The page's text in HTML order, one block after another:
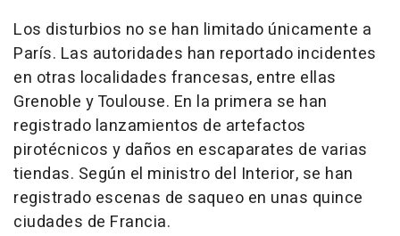
Los disturbios no se han limitado únicamente a
París. Las autoridades han reportado incidentes
en otras localidades francesas, entre ellas
Grenoble y Toulouse. En la primera se han
registrado lanzamientos de artefactos
pirotécnicos y daños en escaparates de varias
tiendas. Según el ministro del Interior, se han
registrado escenas de saqueo en unas quince
ciudades de Francia.